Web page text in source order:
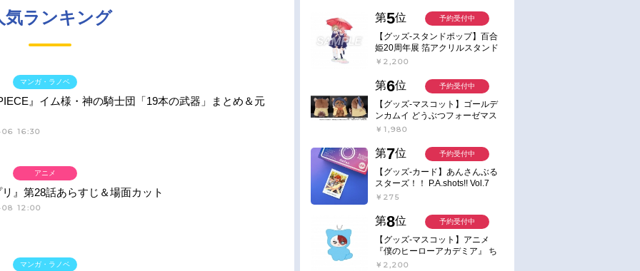
気ランキング
』イム様・神の騎士団「19本の武器」まとめ＆元
16:30
マンガ・ラノベ
』第28話あらすじ＆場面カット
12:00
アニメ
マンガ・ラノベ
第5位
【グッズ-スタンドポップ】百合
姫20周年展 箔アクリルスタンド
E：あおのなち
￥2,200
予約受付中
第6位
【グッズ-マスコット】ゴールデ
ンカムイ どうぶつフォーゼマス
コット 6.鯉登少尉【再販】
￥1,980
予約受付中
第7位
【グッズ-カード】あんさんぶる
スターズ！！ P.A.shots!! Vol.7
Action
￥275
予約受付中
第8位
【グッズ-マスコット】アニメ
『僕のヒーローアカデミア』 ち
みけもますこっと 7.轟凍焦
￥2,200
予約受付中